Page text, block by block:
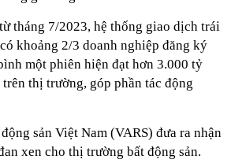
tháng 7/2023, hệ thống giao dịch trái
khoảng 2/3 doanh nghiệp đăng ký
một phiên hiện đạt hơn 3.000 tỷ
thị trường, góp phần tác động
sản Việt Nam (VARS) đưa ra nhận
xen cho thị trường bất động sản.